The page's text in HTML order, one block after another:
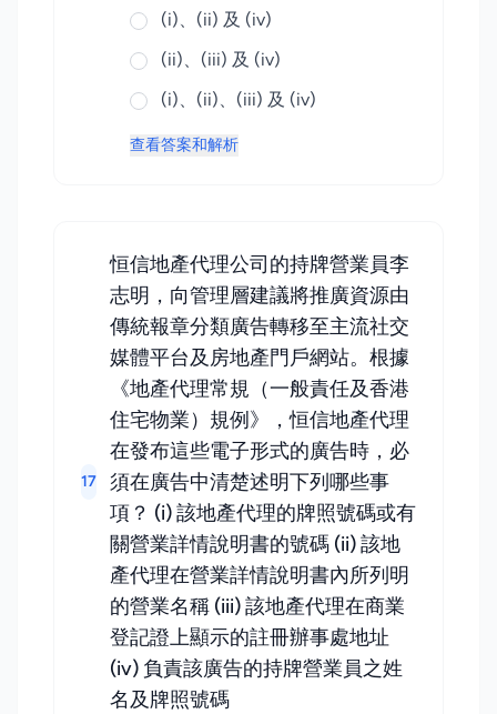
(i)、(ii) 及 (iv)
(ii)、(iii) 及 (iv)
(i)、(ii)、(iii) 及 (iv)
查看答案和解析
17
恒信地產代理公司的持牌營業員李
志明，向管理層建議將推廣資源由
傳統報章分類廣告轉移至主流社交
媒體平台及房地產門戶網站。根據
《地產代理常規（一般責任及香港
住宅物業）規例》，恒信地產代理
在發布這些電子形式的廣告時，必
須在廣告中清楚述明下列哪些事
項？ (i) 該地產代理的牌照號碼或有
關營業詳情說明書的號碼 (ii) 該地
產代理在營業詳情說明書內所列明
的營業名稱 (iii) 該地產代理在商業
登記證上顯示的註冊辦事處地址
(iv) 負責該廣告的持牌營業員之姓
名及牌照號碼